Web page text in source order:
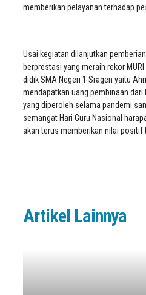
memberikan pelayanan terhadap
Usai kegiatan dilanjutkan
berprestasi yang meraih rekor
didik SMA Negeri 1 Sragen yaitu
mendapatkan uang pembinaan
yang diperoleh selama pandemi
semangat Hari Guru Nasional
akan terus memberikan nilai positif
Artikel Lainnya